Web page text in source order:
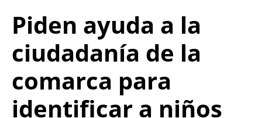
Piden ayuda a la
ciudadanía de la
comarca para
identificar a niños